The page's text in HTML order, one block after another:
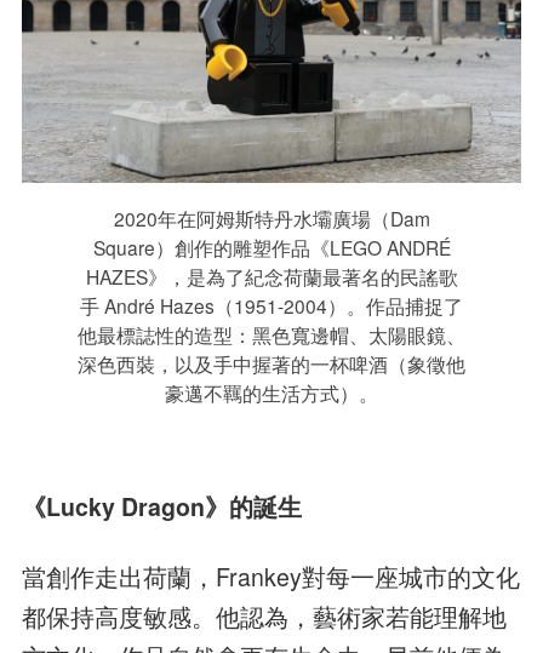
2020年在阿姆斯特丹水壩廣場（Dam
Square）創作的雕塑作品《LEGO ANDRÉ
HAZES》，是為了紀念荷蘭最著名的民謠歌
手 André Hazes（1951-2004）。作品捕捉了
他最標誌性的造型：黑色寬邊帽、太陽眼鏡、
深色西裝，以及手中握著的一杯啤酒（象徵他
豪邁不羈的生活方式）。
《Lucky Dragon》的誕生
當創作走出荷蘭，Frankey對每一座城市的文化
都保持高度敏感。他認為，藝術家若能理解地